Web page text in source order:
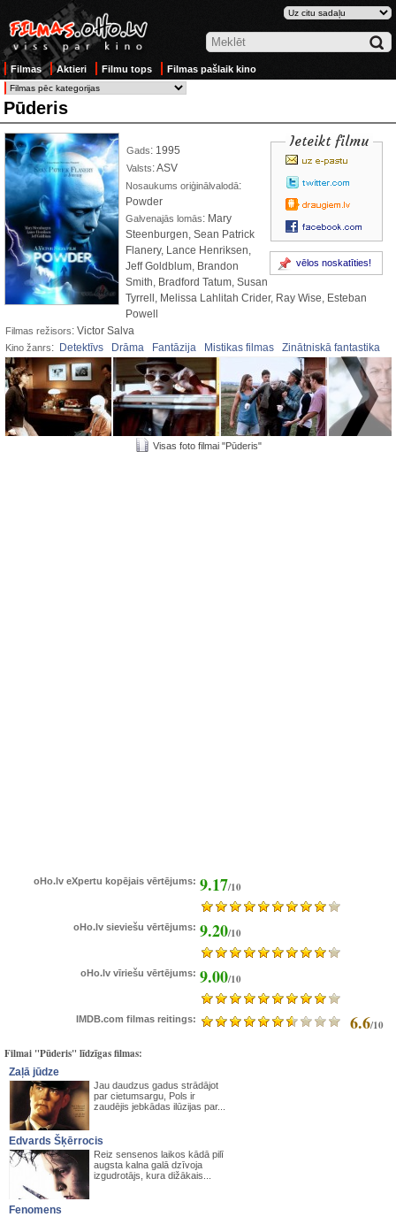
Filmas Aktieri Filmu tops Filmas pašlaik kino
Pūderis
Ieteikt filmu
vēlos noskatīties!
Gads: 1995
Valsts: ASV
Nosaukums oriģinālvalodā:
Powder
Galvenajās lomās: Mary
Steenburgen, Sean Patrick
Flanery, Lance Henriksen,
Jeff Goldblum, Brandon
Smith, Bradford Tatum, Susan
Tyrrell, Melissa Lahlitah Crider, Ray Wise, Esteban
Powell
Filmas režisors: Victor Salva
Kino žanrs: Detektīvs Drāma Fantāzija Mistikas filmas Zinātniskā fantastika
Visas foto filmai "Pūderis"
oHo.lv eXpertu kopējais vērtējums: 9.17/10
oHo.lv sieviešu vērtējums: 9.20/10
oHo.lv vīriešu vērtējums: 9.00/10
IMDB.com filmas reitings: 6.6/10
Filmai "Pūderis" līdzīgas filmas:
Zaļā jūdze
Jau daudzus gadus strādājot
par cietumsargu, Pols ir
zaudējis jebkādas ilūzijas par...
Edvards Šķērrocis
Reiz sensenos laikos kādā pilī
augsta kalna galā dzīvoja
izgudrotājs, kura dižākais...
Fenomens